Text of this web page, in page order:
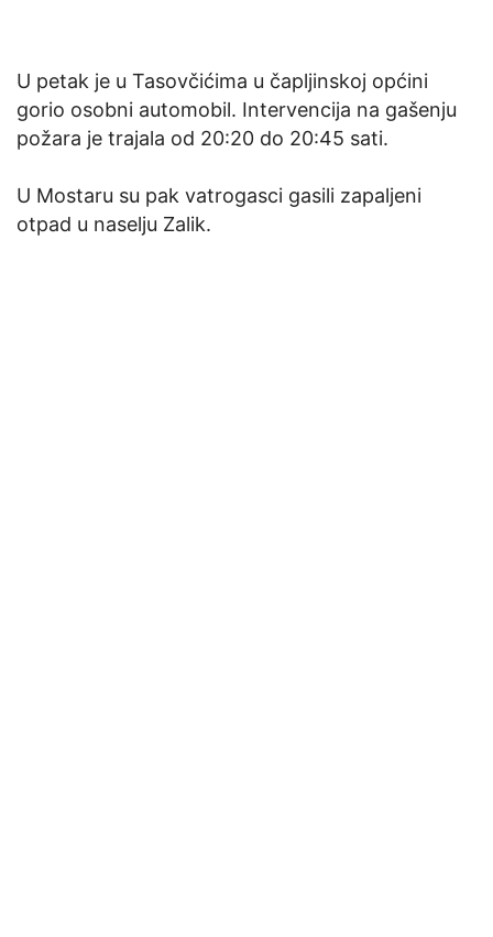
U petak je u Tasovčićima u čapljinskoj općini
gorio osobni automobil. Intervencija na gašenju
požara je trajala od 20:20 do 20:45 sati.
U Mostaru su pak vatrogasci gasili zapaljeni
otpad u naselju Zalik.